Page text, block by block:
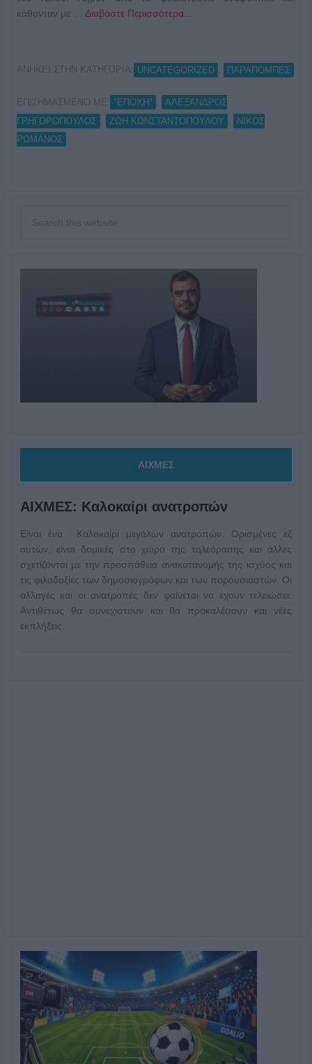
κάθονταν με … Διαβάστε Περισσότερα...
ΑΝΗΚΕΙ ΣΤΗΝ ΚΑΤΗΓΟΡΙΑ: UNCATEGORIZED ΠΑΡΑΠΟΜΠΕΣ
ΕΠΙΣΗΜΑΣΜΕΝΟ ΜΕ: "ΕΠΟΧΗ"
ΑΛΕΞΑΝΔΡΟΣ
ΓΡΗΓΟΡΟΠΟΥΛΟΣ
ΖΩΗ ΚΩΝΣΤΑΝΤΟΠΟΥΛΟΥ
ΝΙΚΟΣ
ΡΩΜΑΝΟΣ
ΑΙΧΜΕΣ
ΑΙΧΜΕΣ: Καλοκαίρι ανατροπών
Είναι ένα Καλοκαίρι μεγάλων ανατροπών. Ορισμένες εξ
αυτών, είναι δομικές στο χώρο της τηλεόρασης και άλλες
σχετίζονται με την προσπάθεια ανακατανομής της ισχύος και
τις φιλοδοξίες των δημοσιογράφων και των παρουσιαστών. Οι
αλλαγές και οι ανατροπές δεν φαίνεται να έχουν τελειώσει.
Αντιθέτως θα συνεχιστούν και θα προκαλέσουν και νέες
εκπλήξεις.